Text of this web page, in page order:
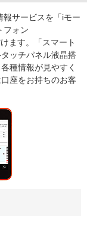
報サービスを「iモー
フォン
ます。「スマート
ッチパネル液晶搭
種情報が見やすく
座をお持ちのお客